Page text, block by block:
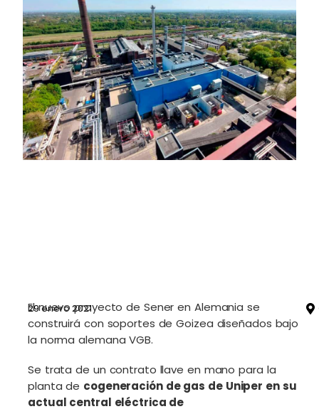
29 enero 2021
El nuevo proyecto de Sener en Alemania se
construirá con soportes de Goizea diseñados bajo
la norma alemana VGB.
Se trata de un contrato llave en mano para la
planta de cogeneración de gas de Uniper en su
actual central eléctrica de